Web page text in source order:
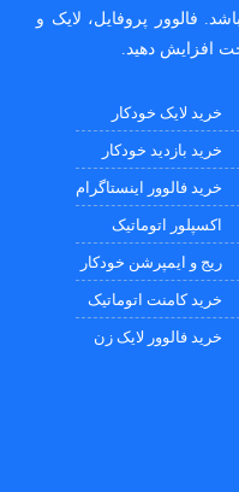
فالوور پروفایل، لایک و
افزایش دهید.
خرید لایک خودکار
خرید بازدید خودکار
خرید فالوور اینستاگرام
اکسپلور اتوماتیک
ریج و ایمپرشن خودکار
خرید کامنت اتوماتیک
خرید فالوور لایک زن